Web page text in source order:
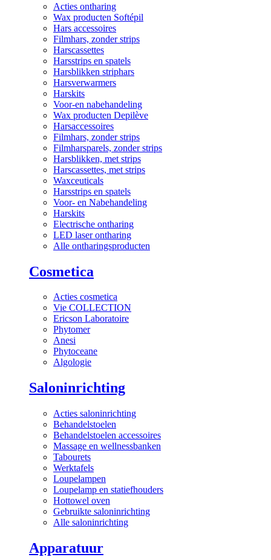
Acties ontharing
Wax producten Softépil
Hars accessoires
Filmhars, zonder strips
Harscassettes
Harsstrips en spatels
Harsblikken striphars
Harsverwarmers
Harskits
Voor-en nabehandeling
Wax producten Depilève
Harsaccessoires
Filmhars, zonder strips
Filmharsparels, zonder strips
Harsblikken, met strips
Harscassettes, met strips
Waxceuticals
Harsstrips en spatels
Voor- en Nabehandeling
Harskits
Electrische ontharing
LED laser ontharing
Alle ontharingsproducten
Cosmetica
Acties cosmetica
Vie COLLECTION
Ericson Laboratoire
Phytomer
Anesi
Phytoceane
Algologie
Saloninrichting
Acties saloninrichting
Behandelstoelen
Behandelstoelen accessoires
Massage en wellnessbanken
Tabourets
Werktafels
Loupelampen
Loupelamp en statiefhouders
Hottowel oven
Gebruikte saloninrichting
Alle saloninrichting
Apparatuur